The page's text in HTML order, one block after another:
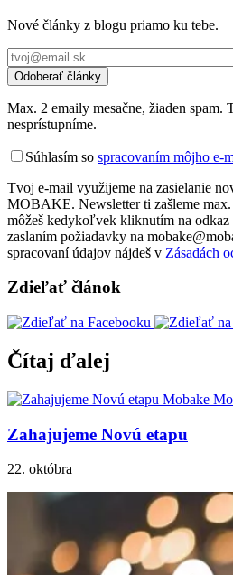
Nové články z blogu priamo ku tebe.
Max. 2 emaily mesačne, žiaden spam.
nesprístupníme.
Súhlasím so spracovaním môjho e-
Tvoj e-mail využijeme na zasielanie
MOBAKE. Newsletter ti zašleme max.
môžeš kedykoľvek kliknutím na odkaz
zaslaním požiadavky na
spracovaní údajov nájdeš v Zásadách
Zdieľať článok
Čítaj ďalej
Zahajujeme Novú etapu
22. októbra